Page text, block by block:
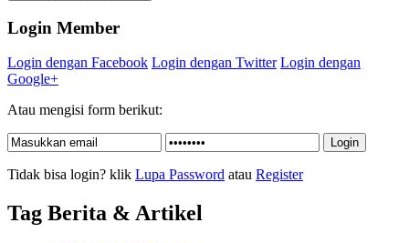
Login Member
Login dengan Facebook Login dengan Twitter Login dengan
Google+
Atau mengisi form berikut:
Tidak bisa login? klik Lupa Password atau Register
Tag Berita & Artikel